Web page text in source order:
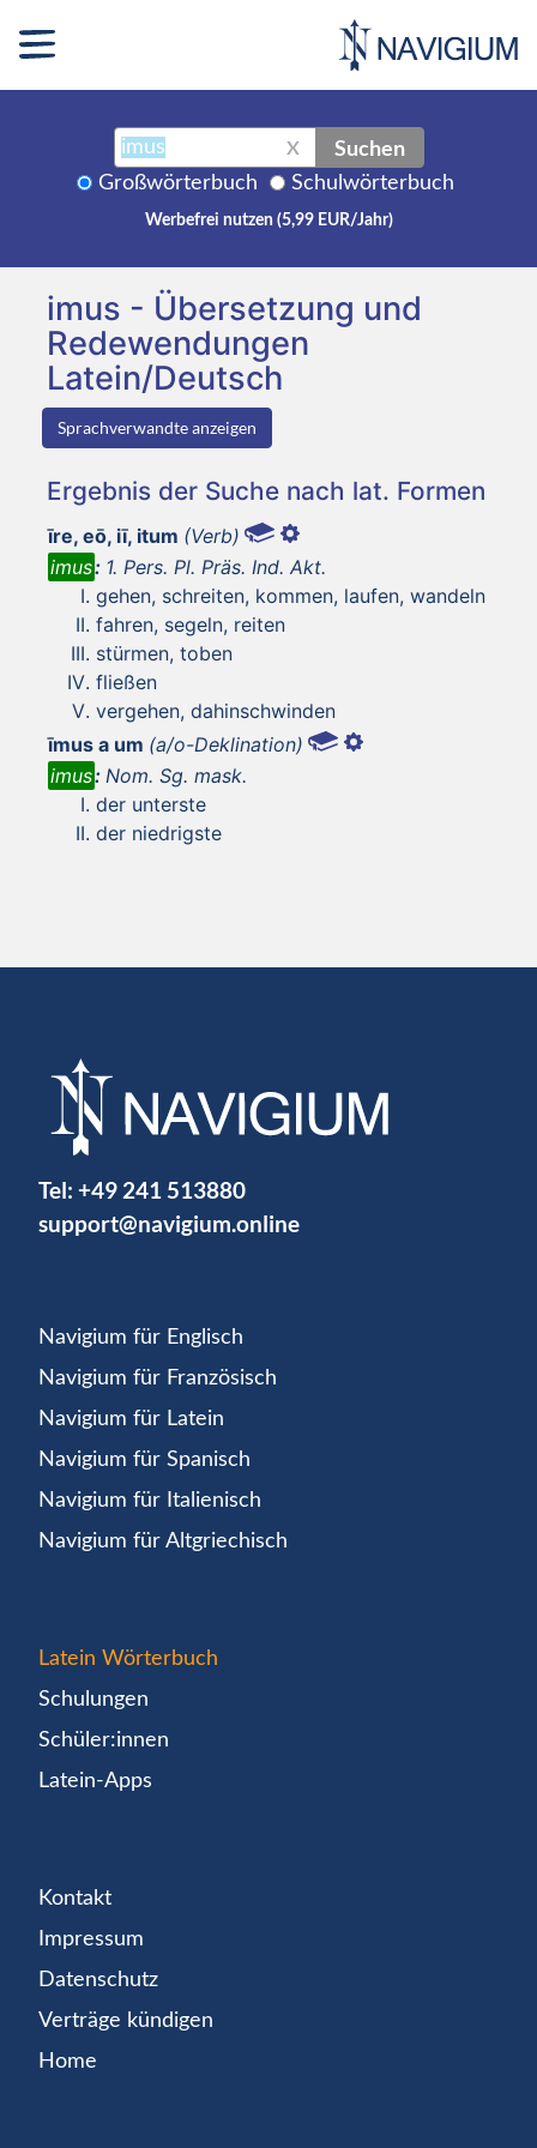
X Suchen
Großwörterbuch Schulwörterbuch
Werbefrei nutzen (5,99 EUR/Jahr)
imus - Übersetzung und
Redewendungen
Latein/Deutsch
Sprachverwandte anzeigen
Ergebnis der Suche nach lat. Formen
īre, eō, iī, itum (Verb)
imus: 1. Pers. Pl. Präs. Ind. Akt.
gehen, schreiten, kommen, laufen, wandeln
fahren, segeln, reiten
stürmen, toben
fließen
vergehen, dahinschwinden
īmus a um (a/o-Deklination)
imus: Nom. Sg. mask.
der unterste
der niedrigste
Tel: +49 241 513880
support@navigium.online
Navigium für Englisch
Navigium für Französisch
Navigium für Latein
Navigium für Spanisch
Navigium für Italienisch
Navigium für Altgriechisch
Latein Wörterbuch
Schulungen
Schüler:innen
Latein-Apps
Kontakt
Impressum
Datenschutz
Verträge kündigen
Home